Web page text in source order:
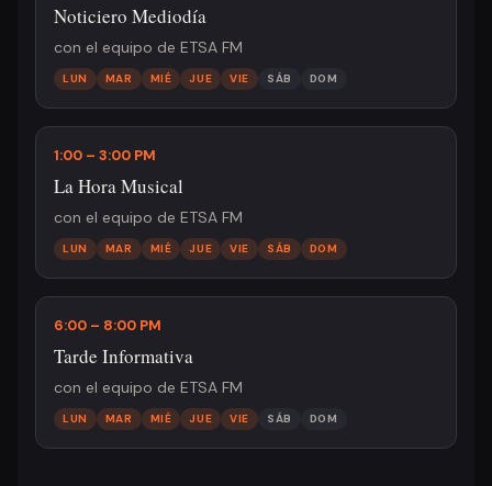
Noticiero Mediodía
con el equipo de ETSA FM
LUN MAR MIÉ JUE VIE SÁB DOM
1:00 – 3:00 PM
La Hora Musical
con el equipo de ETSA FM
LUN MAR MIÉ JUE VIE SÁB DOM
6:00 – 8:00 PM
Tarde Informativa
con el equipo de ETSA FM
LUN MAR MIÉ JUE VIE SÁB DOM